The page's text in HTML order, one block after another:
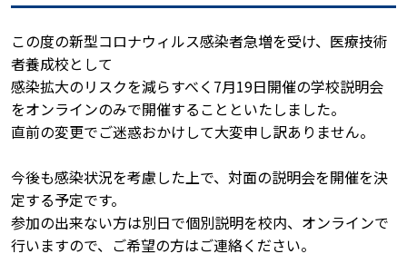
この度の新型コロナウィルス感染者急増を受け、医療技術
者養成校として
感染拡大のリスクを減らすべく7月19日開催の学校説明会
をオンラインのみで開催することといたしました。
直前の変更でご迷惑おかけして大変申し訳ありません。
今後も感染状況を考慮した上で、対面の説明会を開催を決
定する予定です。
参加の出来ない方は別日で個別説明を校内、オンラインで
行いますので、ご希望の方はご連絡ください。